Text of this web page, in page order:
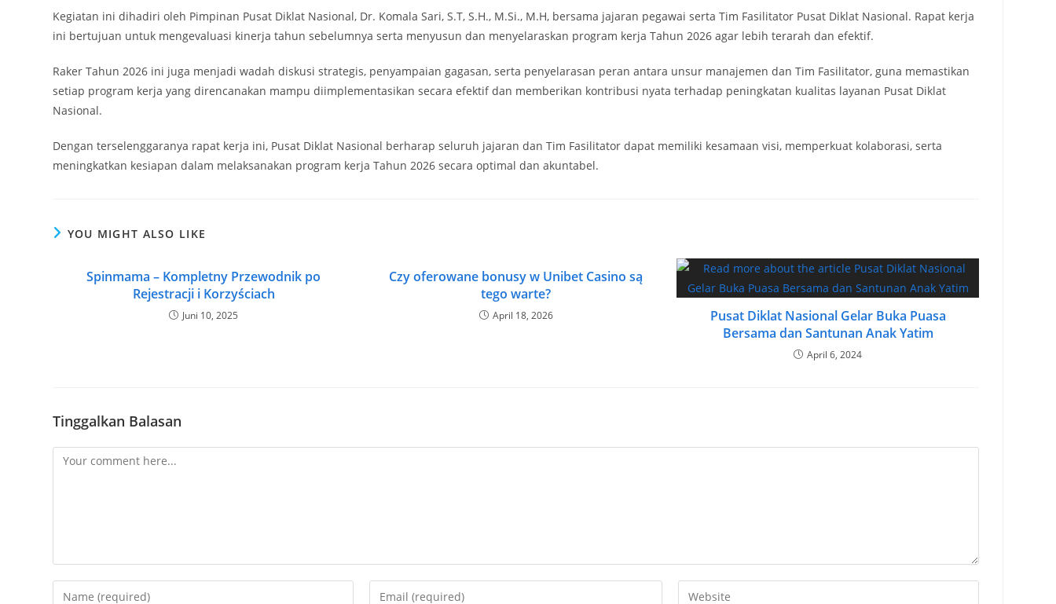
Kegiatan ini dihadiri oleh Pimpinan Pusat Diklat Nasional, Dr. Komala Sari, S.T, S.H., M.Si., M.H, bersama jajaran pegawai serta Tim Fasilitator Pusat Diklat Nasional. Rapat kerja
ini bertujuan untuk mengevaluasi kinerja tahun sebelumnya serta menyusun dan menyelaraskan program kerja Tahun 2026 agar lebih terarah dan efektif.
Raker Tahun 2026 ini juga menjadi wadah diskusi strategis, penyampaian gagasan, serta penyelarasan peran antara unsur manajemen dan Tim Fasilitator, guna memastikan
setiap program kerja yang direncanakan mampu diimplementasikan secara efektif dan memberikan kontribusi nyata terhadap peningkatan kualitas layanan Pusat Diklat
Nasional.
Dengan terselenggaranya rapat kerja ini, Pusat Diklat Nasional berharap seluruh jajaran dan Tim Fasilitator dapat memiliki kesamaan visi, memperkuat kolaborasi, serta
meningkatkan kesiapan dalam melaksanakan program kerja Tahun 2026 secara optimal dan akuntabel.
YOU MIGHT ALSO LIKE
Spinmama – Kompletny Przewodnik po
Rejestracji i Korzyściach
Juni 10, 2025
Czy oferowane bonusy w Unibet Casino są
tego warte?
April 18, 2026
Pusat Diklat Nasional Gelar Buka Puasa
Bersama dan Santunan Anak Yatim
April 6, 2024
Tinggalkan Balasan